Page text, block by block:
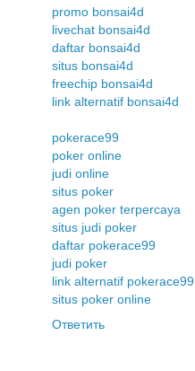
promo bonsai4d
livechat bonsai4d
daftar bonsai4d
situs bonsai4d
freechip bonsai4d
link alternatif bonsai4d
pokerace99
poker online
judi online
situs poker
agen poker terpercaya
situs judi poker
daftar pokerace99
judi poker
link alternatif pokerace99
situs poker online
Ответить